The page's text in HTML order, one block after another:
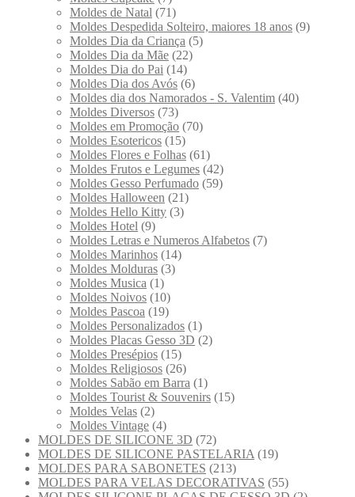
Moldes de Natal (71)
Moldes Despedida Solteiro, maiores 18 anos (9)
Moldes Dia da Criança (5)
Moldes Dia da Mãe (22)
Moldes Dia do Pai (14)
Moldes Dia dos Avós (6)
Moldes dia dos Namorados - S. Valentim (40)
Moldes Diversos (73)
Moldes em Promoção (70)
Moldes Esotericos (15)
Moldes Flores e Folhas (61)
Moldes Frutos e Legumes (42)
Moldes Gesso Perfumado (59)
Moldes Halloween (21)
Moldes Hello Kitty (3)
Moldes Hotel (9)
Moldes Letras e Numeros Alfabetos (7)
Moldes Marinhos (14)
Moldes Molduras (3)
Moldes Musica (1)
Moldes Noivos (10)
Moldes Pascoa (19)
Moldes Personalizados (1)
Moldes Placas Gesso 3D (2)
Moldes Presépios (15)
Moldes Religiosos (26)
Moldes Sabão em Barra (1)
Moldes Tourist & Souvenirs (15)
Moldes Velas (2)
Moldes Vintage (4)
MOLDES DE SILICONE 3D (72)
MOLDES DE SILICONE PASTELARIA (19)
MOLDES PARA SABONETES (213)
MOLDES PARA VELAS DECORATIVAS (55)